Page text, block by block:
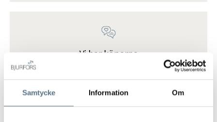
Samtycke Information Om
Vi har köparna
ut till så många potentiella köpare